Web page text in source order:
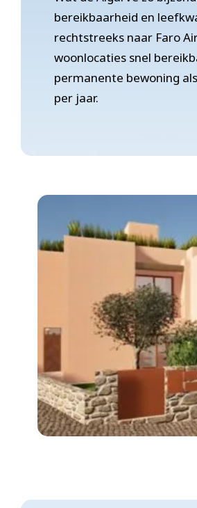
bereikbaarheid en
rechtstreeks naar Faro
woonlocaties snel
permanente bewoning
per jaar.